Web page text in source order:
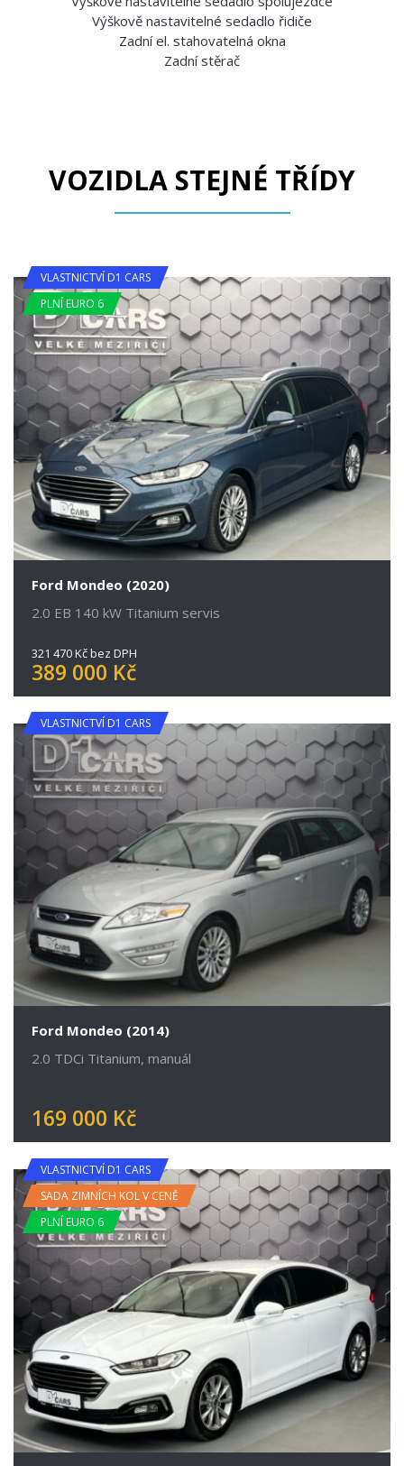
Výškově nastavitelné sedadlo řidiče
Zadní el. stahovatelná okna
Zadní stěrač
VOZIDLA STEJNÉ TŘÍDY
VLASTNICTVÍ D1 CARS
PLNÍ EURO 6
Ford Mondeo (2020)
2.0 EB 140 kW Titanium servis
321 470 Kč bez DPH
389 000 Kč
VLASTNICTVÍ D1 CARS
Ford Mondeo (2014)
2.0 TDCi Titanium, manuál
169 000 Kč
VLASTNICTVÍ D1 CARS
SADA ZIMNÍCH KOL V CENĚ
PLNÍ EURO 6